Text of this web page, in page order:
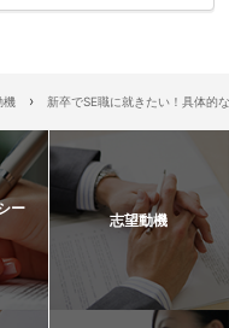
機 › 新卒でSE職に就きたい！具体的
ー
志望動機